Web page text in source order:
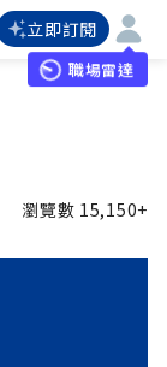
立即訂閱
職場雷達
瀏覽數 15,150+